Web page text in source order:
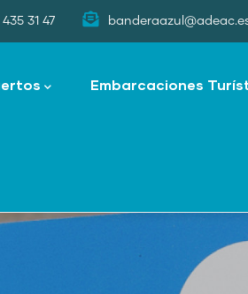
435 31 47
Embarcaciones